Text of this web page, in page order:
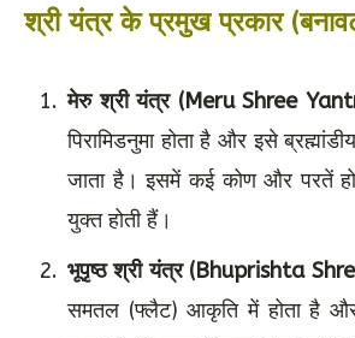
श्री यंत्र के प्रमुख प्रकार
मेरु श्री यंत्र (Meru Shree
पिरामिडनुमा होता है और इसे
जाता है। इसमें कई कोण और परतें
युक्त होती हैं।
भूपृष्ठ श्री यंत्र (Bhuprishta
समतल (फ्लैट) आकृति में होता है